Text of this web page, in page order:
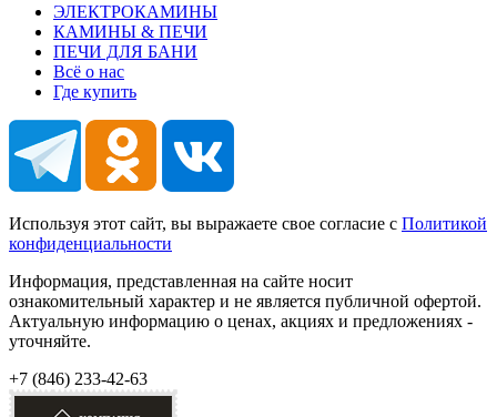
ЭЛЕКТРОКАМИНЫ
КАМИНЫ & ПЕЧИ
ПЕЧИ ДЛЯ БАНИ
Всё о нас
Где купить
Используя этот сайт, вы выражаете свое согласие с Политикой
конфиденциальности
Информация, представленная на сайте носит
ознакомительный характер и не является публичной офертой.
Актуальную информацию о ценах, акциях и предложениях -
уточняйте.
+7 (846) 233-42-63